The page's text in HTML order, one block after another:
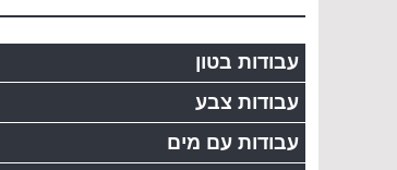
עבודות בטון
עבודות צבע
עבודות עם מים